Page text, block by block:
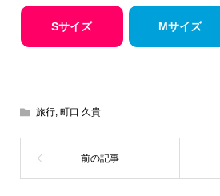
Sサイズ Mサイズ
旅行, 町口 久貴